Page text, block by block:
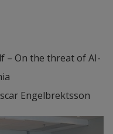
– On the threat of AI-
Engelbrektsson